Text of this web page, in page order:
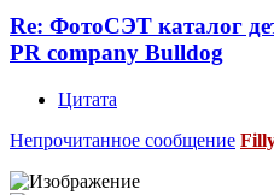
Re: ФотоСЭТ каталог
PR company Bulldog
Цитата
Непрочитанное сообщение